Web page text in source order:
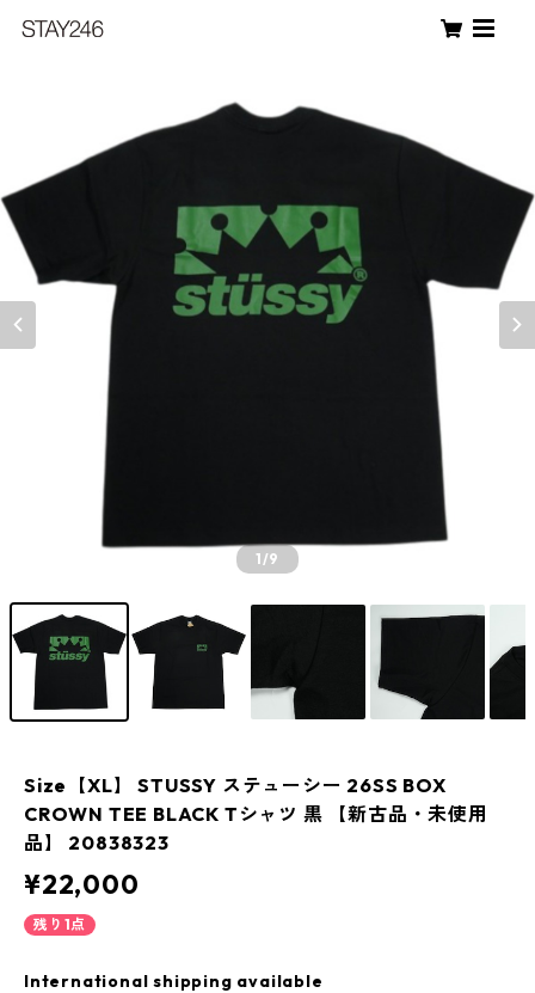
1/9
Size【XL】 STUSSY ステューシー 26SS BOX
CROWN TEE BLACK Tシャツ 黒 【新古品・未使用
品】 20838323
¥22,000
残り1点
International shipping available